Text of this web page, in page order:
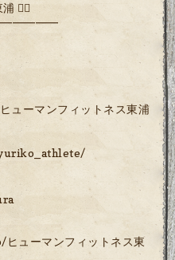
浦 🏋️‍♀️
ーマンフィットネス東浦
ューマンフィットネス東